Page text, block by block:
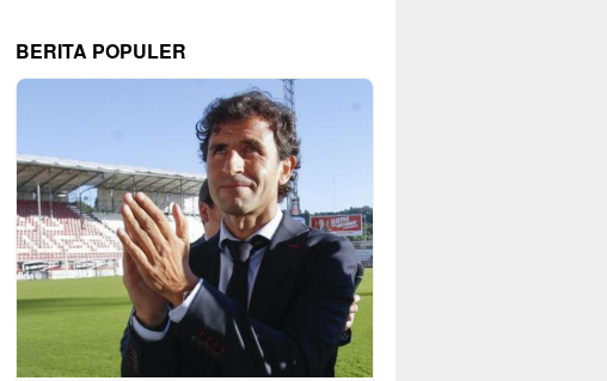
BERITA POPULER